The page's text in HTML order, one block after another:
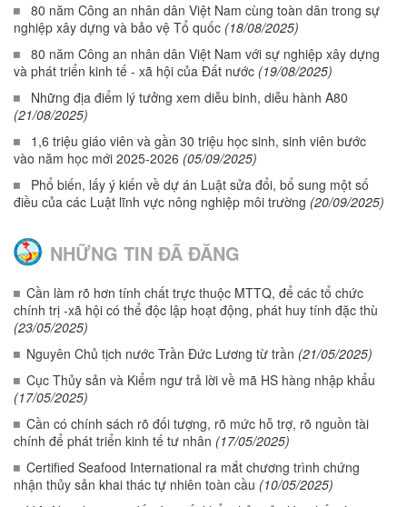
80 năm Công an nhân dân Việt Nam cùng toàn dân trong sự
nghiệp xây dựng và bảo vệ Tổ quốc (18/08/2025)
80 năm Công an nhân dân Việt Nam với sự nghiệp xây dựng
và phát triển kinh tế - xã hội của Đất nước (19/08/2025)
Những địa điểm lý tưởng xem diễu binh, diễu hành A80
(21/08/2025)
1,6 triệu giáo viên và gần 30 triệu học sinh, sinh viên bước
vào năm học mới 2025-2026 (05/09/2025)
Phổ biến, lấy ý kiến về dự án Luật sửa đổi, bổ sung một số
điều của các Luật lĩnh vực nông nghiệp môi trường (20/09/2025)
NHỮNG TIN ĐÃ ĐĂNG
Cần làm rõ hơn tính chất trực thuộc MTTQ, để các tổ chức
chính trị -xã hội có thể độc lập hoạt động, phát huy tính đặc thù
(23/05/2025)
Nguyên Chủ tịch nước Trần Đức Lương từ trần (21/05/2025)
Cục Thủy sản và Kiểm ngư trả lời về mã HS hàng nhập khẩu
(17/05/2025)
Cần có chính sách rõ đối tượng, rõ mức hỗ trợ, rõ nguồn tài
chính để phát triển kinh tế tư nhân (17/05/2025)
Certified Seafood International ra mắt chương trình chứng
nhận thủy sản khai thác tự nhiên toàn cầu (10/05/2025)